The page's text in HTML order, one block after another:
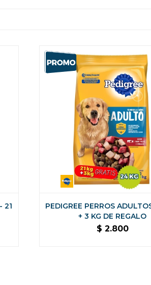
21
PEDIGREE PERROS
+ 3 KG DE REGALO
$ 2.800